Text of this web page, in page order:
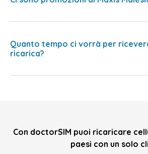
Quanto tempo ci vorrà per
ricarica?
Con doctorSIM puoi ricaricare
paesi con un solo